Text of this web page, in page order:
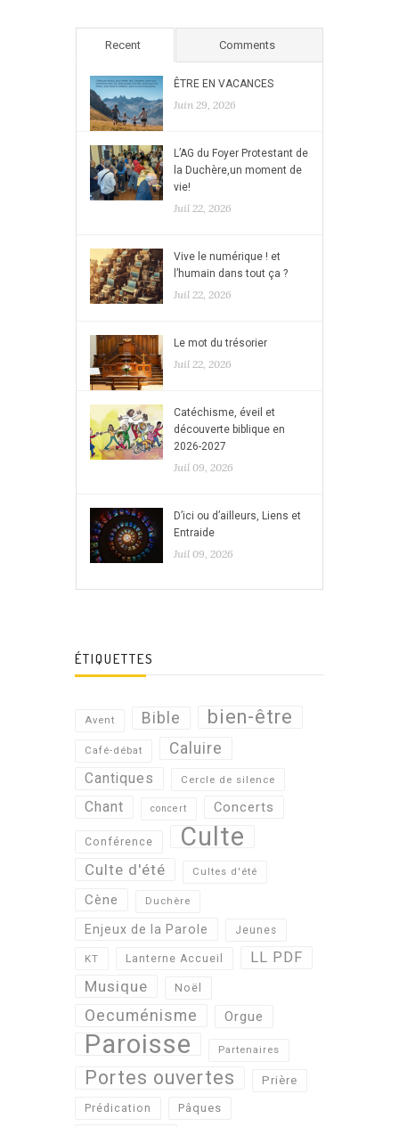
Recent Comments
ÊTRE EN VACANCES
Juin 29, 2026
L’AG du Foyer Protestant de
la Duchère,un moment de
vie!
Juil 22, 2026
Vive le numérique ! et
l’humain dans tout ça ?
Juil 22, 2026
Le mot du trésorier
Juil 22, 2026
Catéchisme, éveil et
découverte biblique en
2026-2027
Juil 09, 2026
D’ici ou d’ailleurs, Liens et
Entraide
Juil 09, 2026
ÉTIQUETTES
Avent Bible bien-être
Café-débat Caluire
Cantiques Cercle de silence
Chant concert Concerts
Conférence Culte
Culte d'été Cultes d'été
Cène Duchère
Enjeux de la Parole Jeunes
KT Lanterne Accueil LL PDF
Musique Noël
Oecuménisme Orgue
Paroisse Partenaires
Portes ouvertes Prière
Prédication Pâques